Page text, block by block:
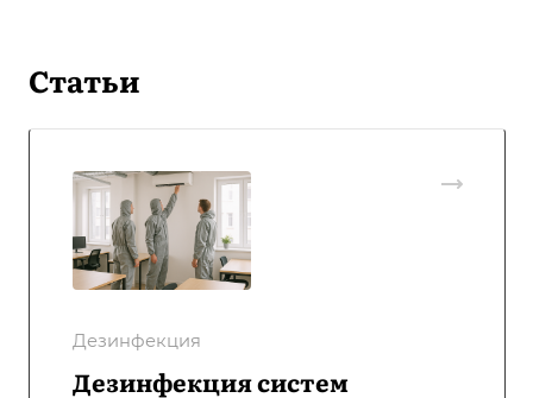
Статьи
Дезинфекция
Дезинфекция систем